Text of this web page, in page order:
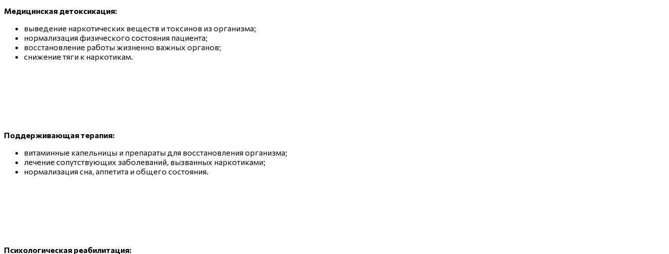
Медицинская детоксикация:
выведение наркотических веществ и токсинов из организма;
нормализация физического состояния пациента;
восстановление работы жизненно важных органов;
снижение тяги к наркотикам.
Поддерживающая терапия:
витаминные капельницы и препараты для восстановления организма;
лечение сопутствующих заболеваний, вызванных наркотиками;
нормализация сна, аппетита и общего состояния.
Психологическая реабилитация: